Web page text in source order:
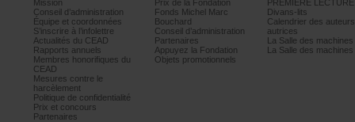
Mission
Conseild’administration
Équipeetcoordonnées
S’inscrireàl’infolettre
ActualitésduCEAD
Rapportsannuels
Membreshonorifiquesdu
CEAD
Mesurescontrele
harcèlement
Politiquedeconfidentialité
Prixetconcours
Partenaires
PrixdelaFondation
FondsMichelMarc
Bouchard
Conseild’administration
Partenaires
AppuyezlaFondation
Objetspromotionnels
PREMIÈRELECTURE
Divans-lits
autrices